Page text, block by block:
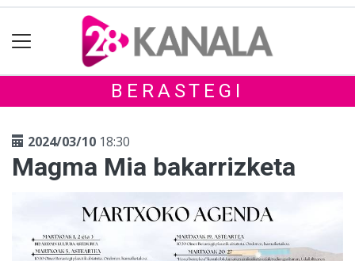
BERASTEGI
2024/03/10 18:30
Magma Mia bakarrizketa